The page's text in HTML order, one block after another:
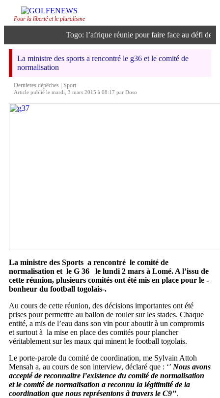
Pour la liberté et le pluralisme
Togo: l’afrique réunie pour faire face au défi de
La ministre des sports a rencontré le g36 et le comité de
normalisation
Dernieres dépêches
Sport
Article publié le mardi, 3 mars 2015 à 08:17 par Doso
La ministre des Sports a rencontré le comité de
normalisation et le G 36 le lundi 2 mars à Lomé. A l’issu de
cette réunion, plusieurs comités ont été mis en place pour le -
bonheur du football togolais-.
Au cours de cette réunion, des décisions importantes ont été
prises pour permettre au ballon de rouler sur les stades. Chaque
entité, a mis de l’eau dans son vin pour aboutir à un compromis
et surtout à la mise en place des comités pour plancher
véritablement sur les maux qui minent le football togolais.
Le porte-parole du comité de coordination, me Sylvain Attoh
Mensah a, au cours de son interview, déclaré que : ‘’ Nous avons
accepté de reconnaitre l’existence du comité de normalisation
et le comité de normalisation a reconnu la légitimité de la
coordination que nous représentons à travers le C9’’.